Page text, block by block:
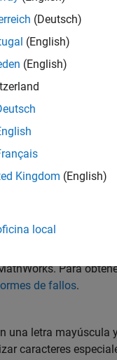
y en la
de soporte
detalles de un
Para
de fallos.
una letra mayúscula
caracteres
(Deutsch)
(English)
(English)
Kingdom (English)
local